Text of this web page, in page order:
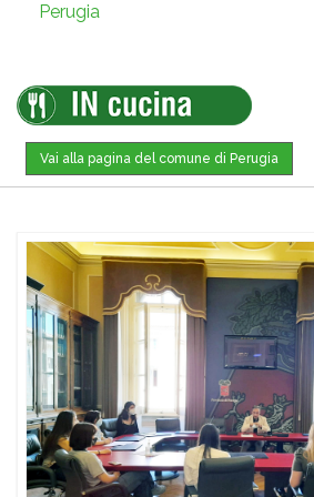
Perugia
Vai alla pagina del comune di Perugia